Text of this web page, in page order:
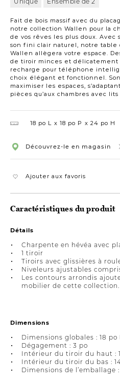
Fait de bois massif avec du
notre collection Wallen pour la
de vos rêves les plus doux.
son fini clair naturel, notre table
Wallen allègera votre espace.
de tiroir minces et délicatement
recharge pour téléphone
choix élégant et fonctionnel.
maximiser les espaces,
pièces qu’aux chambres avec
18 po L 18 po P 24 po H
Découvrez-le en magasin
Ajouter aux favoris
Caractéristiques du produit
Détails
Charpente en hévéa avec
1 tiroir
Tiroirs avec glissières à
Niveleurs ajustables
Les contours arrondis
mobilier de cette collection.
Dimensions
Dimensions globales : 18 po
Dégagement : 3 po
Intérieur du tiroir du haut :
Intérieur du tiroir du bas : 14
Dimensions de l’emballage